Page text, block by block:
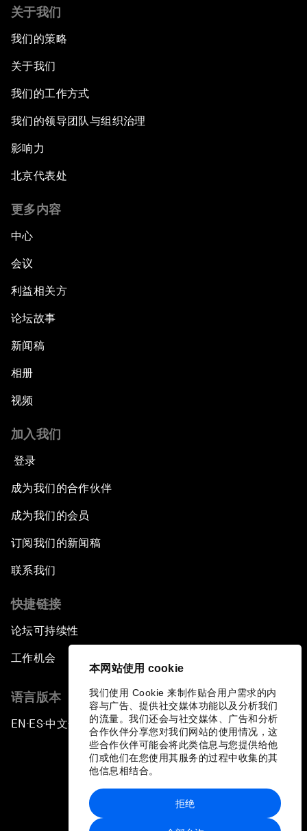
本网站使用 cookie
我们使用 Cookie 来制作贴合用户需求的内
容与广告、提供社交媒体功能以及分析我们
的流量。我们还会与社交媒体、广告和分析
合作伙伴分享您对我们网站的使用情况，这
些合作伙伴可能会将此类信息与您提供给他
们或他们在您使用其服务的过程中收集的其
他信息相结合。
拒绝
关于我们
我们的策略
关于我们
我们的工作方式
我们的领导团队与组织治理
影响力
北京代表处
更多内容
中心
会议
利益相关方
论坛故事
新闻稿
相册
视频
加入我们
登录
成为我们的合作伙伴
成为我们的会员
订阅我们的新闻稿
联系我们
快捷链接
论坛可持续性
工作机会
语言版本
EN ▪ES▪中文▪ 日本語